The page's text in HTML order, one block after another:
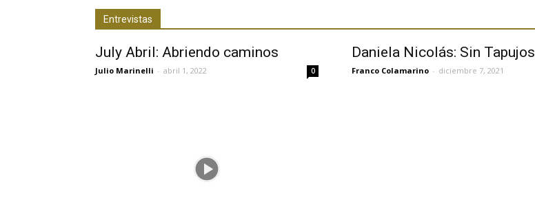
Entrevistas
July Abril: Abriendo caminos
Julio Marinelli - abril 1, 2022 0
Daniela Nicolás: Sin Tapujos
Franco Colamarino - diciembre 7, 2021